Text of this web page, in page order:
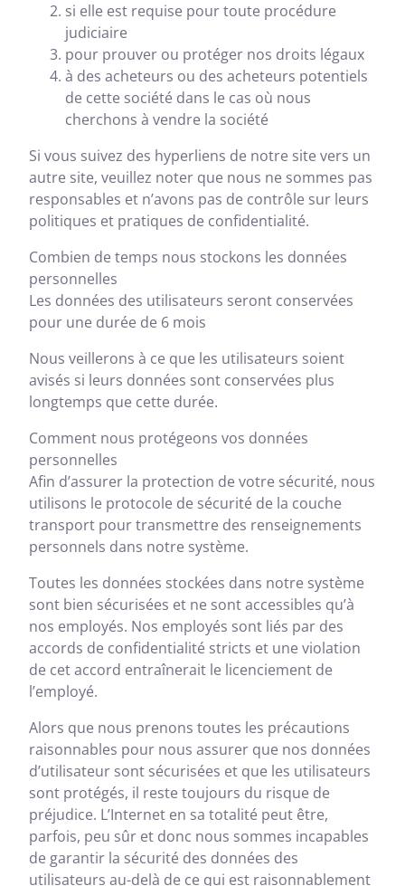
si elle est requise pour toute procédure
judiciaire
pour prouver ou protéger nos droits légaux
à des acheteurs ou des acheteurs potentiels
de cette société dans le cas où nous
cherchons à vendre la société
Si vous suivez des hyperliens de notre site vers un
autre site, veuillez noter que nous ne sommes pas
responsables et n’avons pas de contrôle sur leurs
politiques et pratiques de confidentialité.
Combien de temps nous stockons les données
personnelles
Les données des utilisateurs seront conservées
pour une durée de 6 mois
Nous veillerons à ce que les utilisateurs soient
avisés si leurs données sont conservées plus
longtemps que cette durée.
Comment nous protégeons vos données
personnelles
Afin d’assurer la protection de votre sécurité, nous
utilisons le protocole de sécurité de la couche
transport pour transmettre des renseignements
personnels dans notre système.
Toutes les données stockées dans notre système
sont bien sécurisées et ne sont accessibles qu’à
nos employés. Nos employés sont liés par des
accords de confidentialité stricts et une violation
de cet accord entraînerait le licenciement de
l’employé.
Alors que nous prenons toutes les précautions
raisonnables pour nous assurer que nos données
d’utilisateur sont sécurisées et que les utilisateurs
sont protégés, il reste toujours du risque de
préjudice. L’Internet en sa totalité peut être,
parfois, peu sûr et donc nous sommes incapables
de garantir la sécurité des données des
utilisateurs au-delà de ce qui est raisonnablement